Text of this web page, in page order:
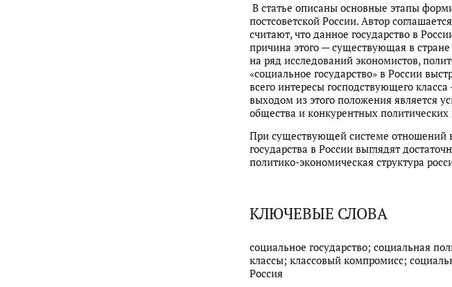
В статье описаны основные этапы
постсоветской России. Автор
считают, что данное государство в
причина этого — существующая в
на ряд исследований экономистов,
«социальное государство» в России
всего интересы господствующего
выходом из этого положения является
общества и конкурентных политических
При существующей системе отношений
государства в России выглядят
политико-экономическая структура
КЛЮЧЕВЫЕ СЛОВА
социальное государство; социальная
классы; классовый компромисс;
Россия